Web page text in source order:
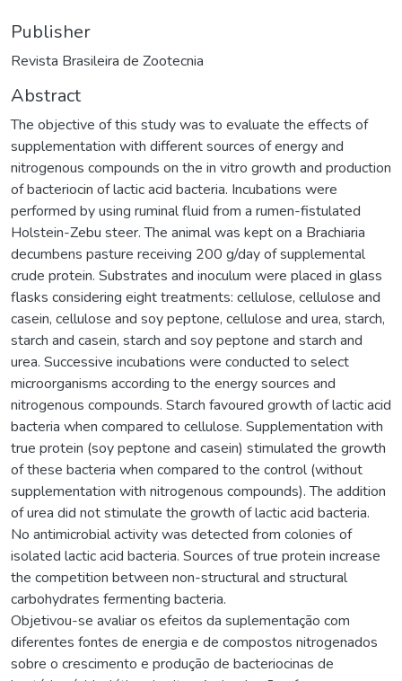
Publisher
Revista Brasileira de Zootecnia
Abstract
The objective of this study was to evaluate the effects of
supplementation with different sources of energy and
nitrogenous compounds on the in vitro growth and production
of bacteriocin of lactic acid bacteria. Incubations were
performed by using ruminal fluid from a rumen-fistulated
Holstein-Zebu steer. The animal was kept on a Brachiaria
decumbens pasture receiving 200 g/day of supplemental
crude protein. Substrates and inoculum were placed in glass
flasks considering eight treatments: cellulose, cellulose and
casein, cellulose and soy peptone, cellulose and urea, starch,
starch and casein, starch and soy peptone and starch and
urea. Successive incubations were conducted to select
microorganisms according to the energy sources and
nitrogenous compounds. Starch favoured growth of lactic acid
bacteria when compared to cellulose. Supplementation with
true protein (soy peptone and casein) stimulated the growth
of these bacteria when compared to the control (without
supplementation with nitrogenous compounds). The addition
of urea did not stimulate the growth of lactic acid bacteria.
No antimicrobial activity was detected from colonies of
isolated lactic acid bacteria. Sources of true protein increase
the competition between non-structural and structural
carbohydrates fermenting bacteria.
Objetivou-se avaliar os efeitos da suplementação com
diferentes fontes de energia e de compostos nitrogenados
sobre o crescimento e produção de bacteriocinas de